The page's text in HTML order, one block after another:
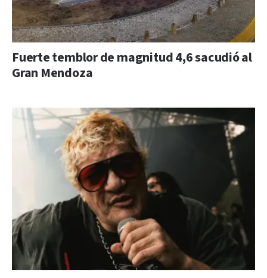
Fuerte temblor de magnitud 4,6 sacudió al
Gran Mendoza